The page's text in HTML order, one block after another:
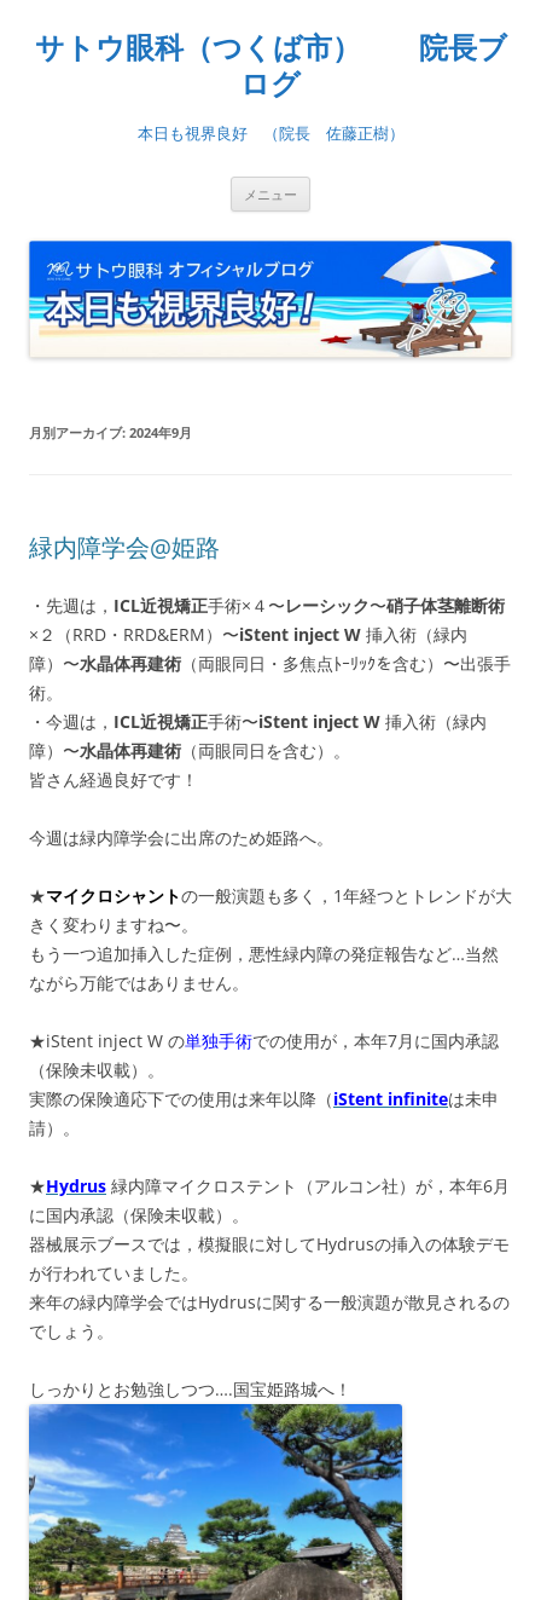
テ
ン
サトウ眼科（つくば市） 院長ブ
ログ
本日も視界良好 （院長 佐藤正樹）
メニュー
月別アーカイブ: 2024年9月
緑内障学会@姫路
・先週は， ICL近視矯正手術×４〜レーシック〜硝子体茎離断術
×２（RRD・RRD&ERM）〜iStent inject W 挿入術（緑内
障）〜水晶体再建術 （両眼同日・多焦点ﾄｰﾘｯｸを含む）〜出張手
術。
・今週は， ICL近視矯正手術〜iStent inject W 挿入術（緑内
障）〜水晶体再建術 （両眼同日を含む）。
皆さん経過良好です！
今週は緑内障学会に出席のため姫路へ。
★マイクロシャントの一般演題も多く，1年経つとトレンドが大
きく変わりますね〜。
もう一つ追加挿入した症例，悪性緑内障の発症報告など…当然
ながら万能ではありません。
★iStent inject W の単独手術での使用が，本年7月に国内承認
（保険未収載）。
実際の保険適応下での使用は来年以降（iStent infiniteは未申
請）。
★Hydrus 緑内障マイクロステント（アルコン社）が，本年6月
に国内承認（保険未収載）。
器械展示ブースでは，模擬眼に対してHydrusの挿入の体験デモ
が行われていました。
来年の緑内障学会ではHydrusに関する一般演題が散見されるの
でしょう。
しっかりとお勉強しつつ….国宝姫路城へ！